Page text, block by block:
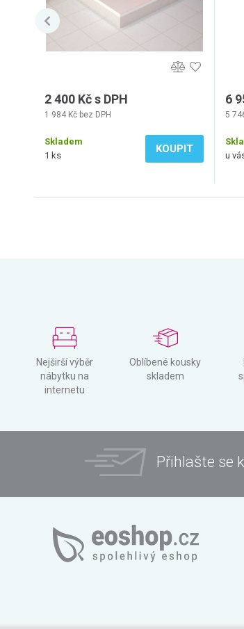
2 400 Kč s DPH
1 984 Kč bez DPH
Skladem
1 ks
KOUPIT
6
5
u
Nejširší výběr
nábytku na
internetu
Oblíbené kousky
skladem
Přihlašte se